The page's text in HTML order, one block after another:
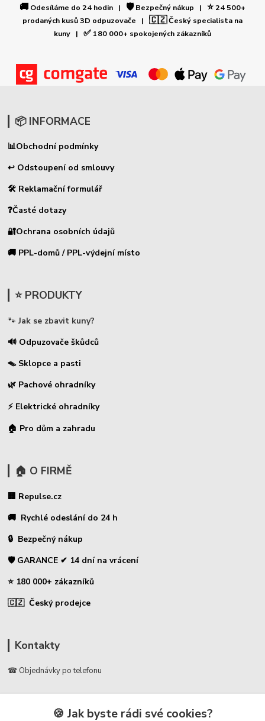
🚚 Odesíláme do 24 hodin | 🛡️Bezpečný nákup | ⭐24 500+
prodaných kusů 3D odpuzovače | 🇨🇿Český specialista na
kuny | ✅ 180 000+ spokojených zákazníků
📦 INFORMACE
📊Obchodní podmínky
↩ Odstoupení od smlouvy
🛠 Reklamační formulář
❓Časté dotazy
🔐Ochrana osobních údajů
🚚 PPL-domů / PPL-výdejní místo
⭐ PRODUKTY
🐾 Jak se zbavit kuny?
🔊 Odpuzovače škůdců
🪤 Sklopce a pasti
🌿 Pachové ohradníky
⚡ Elektrické ohradníky
🏠 Pro dům a zahradu
🏠 O FIRMĚ
🏢 Repulse.cz
🚚 Rychlé odeslání do 24 h
🔒 Bezpečný nákup
🛡️ GARANCE ✔ 14 dní na vrácení
⭐ 180 000+ zákazníků
🇨🇿 Český prodejce
Kontakty
☎ Objednávky po telefonu
📞 728 007 997
🍪 Jak byste rádi své cookies?